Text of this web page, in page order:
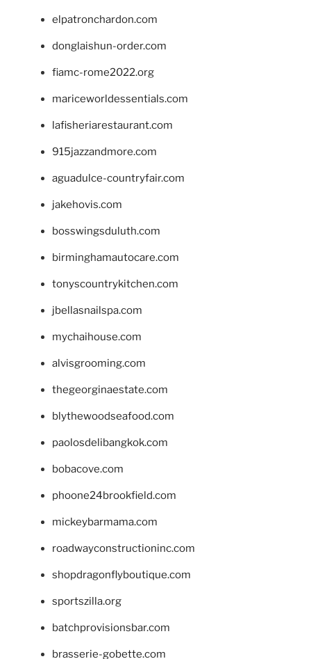
elpatronchardon.com
donglaishun-order.com
fiamc-rome2022.org
mariceworldessentials.com
lafisheriarestaurant.com
915jazzandmore.com
aguadulce-countryfair.com
jakehovis.com
bosswingsduluth.com
birminghamautocare.com
tonyscountrykitchen.com
jbellasnailspa.com
mychaihouse.com
alvisgrooming.com
thegeorginaestate.com
blythewoodseafood.com
paolosdelibangkok.com
bobacove.com
phoone24brookfield.com
mickeybarmama.com
roadwayconstructioninc.com
shopdragonflyboutique.com
sportszilla.org
batchprovisionsbar.com
brasserie-gobette.com